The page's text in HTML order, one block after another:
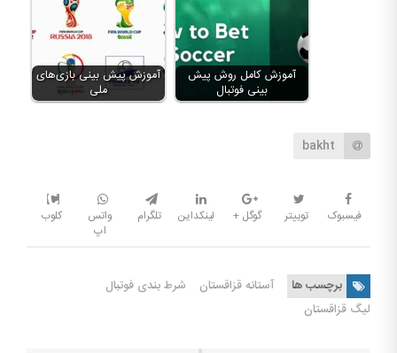
آموزش پیش بینی بازی‌های
ملی
آموزش کامل روش پیش
بینی فوتبال
bakht
فیسبوک توییتر گوگل + لینکداین تلگرام
واتس
اپ
کلوب
برچسب ها آستانه قزاقستان
شرط بندی فوتبال
لیگ قزاقستان